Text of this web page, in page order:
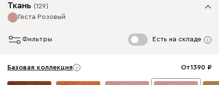
Ткань (129)
Геста Розовый
Фильтры Есть на складе
Базовая коллекция От1390